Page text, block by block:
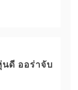
นดี ออร่าจับ